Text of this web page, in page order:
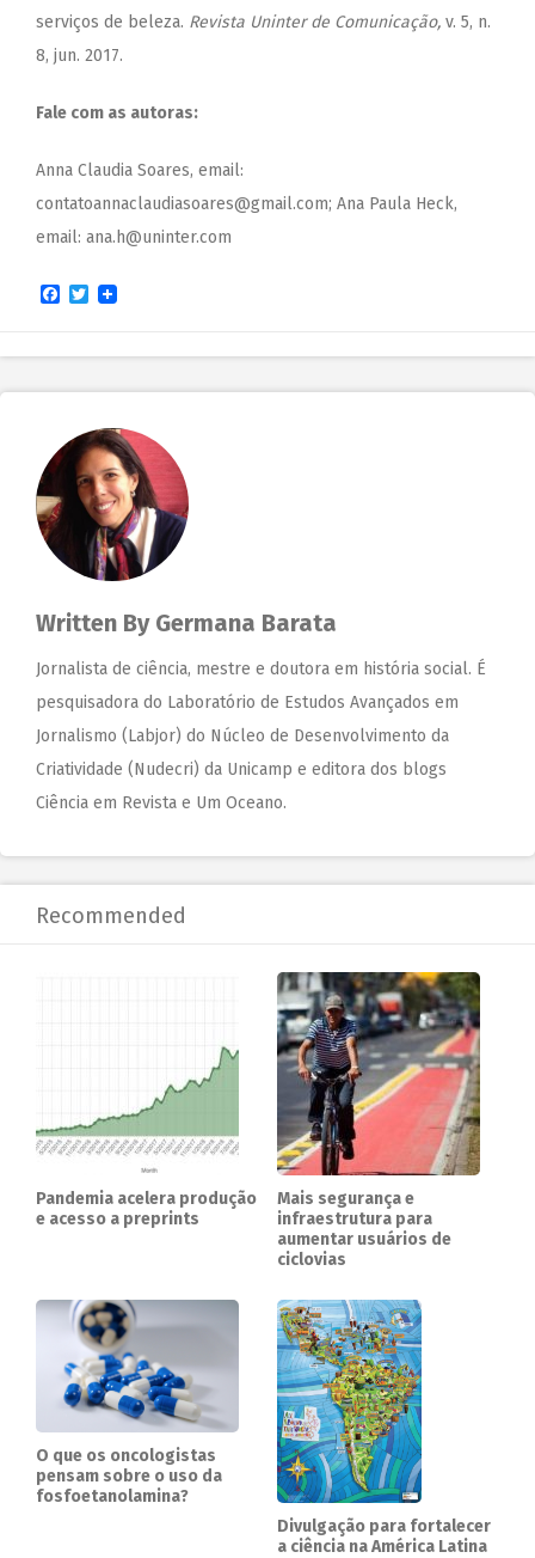
serviços de beleza. Revista Uninter de Comunicação, v. 5, n.
8, jun. 2017.
Fale com as autoras:
Anna Claudia Soares, email:
contatoannaclaudiasoares@gmail.com; Ana Paula Heck,
email: ana.h@uninter.com
Facebook
Twitter
Written By Germana Barata
Jornalista de ciência, mestre e doutora em história social. É
pesquisadora do Laboratório de Estudos Avançados em
Jornalismo (Labjor) do Núcleo de Desenvolvimento da
Criatividade (Nudecri) da Unicamp e editora dos blogs
Ciência em Revista e Um Oceano.
Recommended
Pandemia acelera produção
e acesso a preprints
Mais segurança e
infraestrutura para
aumentar usuários de
ciclovias
O que os oncologistas
pensam sobre o uso da
fosfoetanolamina?
Divulgação para fortalecer
a ciência na América Latina